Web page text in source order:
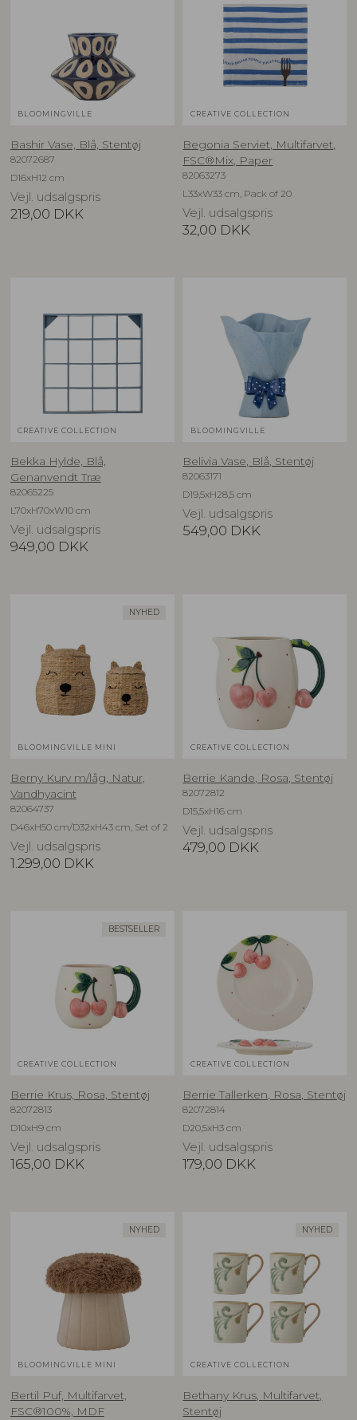
BLOOMINGVILLE
Bashir Vase, Blå, Stentøj
82072687
D16xH12 cm
Vejl. udsalgspris
219,00 DKK
CREATIVE COLLECTION
Begonia Serviet, Multifarvet,
FSC®Mix, Paper
82063273
L33xW33 cm, Pack of 20
Vejl. udsalgspris
32,00 DKK
CREATIVE COLLECTION
Bekka Hylde, Blå,
Genanvendt Træ
82065225
L70xH70xW10 cm
Vejl. udsalgspris
949,00 DKK
BLOOMINGVILLE
Belivia Vase, Blå, Stentøj
82063171
D19,5xH28,5 cm
Vejl. udsalgspris
549,00 DKK
NYHED
BLOOMINGVILLE MINI
Berny Kurv m/låg, Natur,
Vandhyacint
82064737
D46xH50 cm/D32xH43 cm, Set of 2
Vejl. udsalgspris
1.299,00 DKK
CREATIVE COLLECTION
Berrie Kande, Rosa, Stentøj
82072812
D15,5xH16 cm
Vejl. udsalgspris
479,00 DKK
BESTSELLER
CREATIVE COLLECTION
Berrie Krus, Rosa, Stentøj
82072813
D10xH9 cm
Vejl. udsalgspris
165,00 DKK
CREATIVE COLLECTION
Berrie Tallerken, Rosa, Stentøj
82072814
D20,5xH3 cm
Vejl. udsalgspris
179,00 DKK
NYHED
BLOOMINGVILLE MINI
Bertil Puf, Multifarvet,
FSC®100%, MDF
NYHED
CREATIVE COLLECTION
Bethany Krus, Multifarvet,
Stentøj